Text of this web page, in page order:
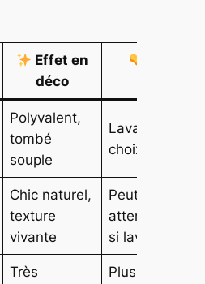
Effet en
déco
Polyvalent,
tombé
souple
Lavage facile,
choix familial
Chic naturel,
texture
vivante
Peut se
attention au
si lavage
Très
Plus lourd,